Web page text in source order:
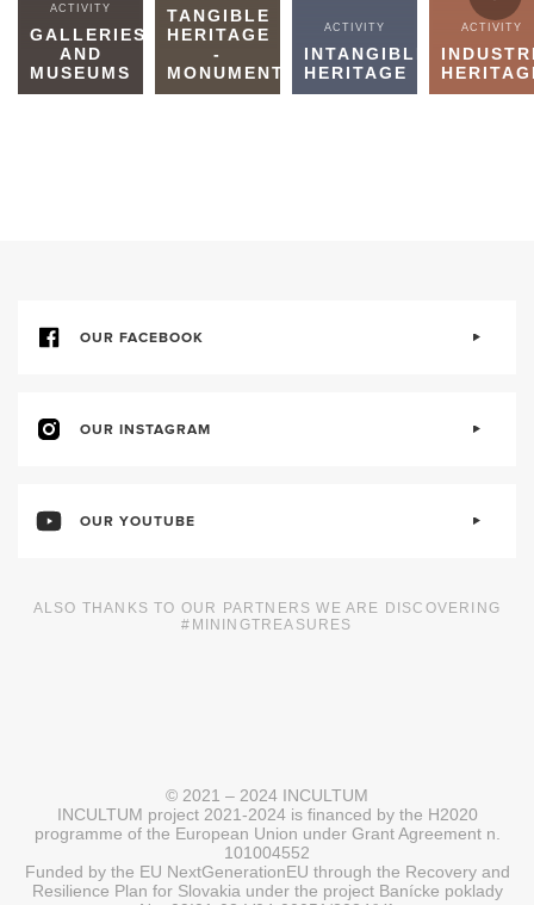
ACTIVITY
GALLERIES
AND
MUSEUMS
TANGIBLE
HERITAGE
-
MONUMENTS
ACTIVITY
INTANGIBLE
HERITAGE
ACTIVITY
OUR FACEBOOK
OUR INSTAGRAM
OUR YOUTUBE
ALSO THANKS TO OUR PARTNERS WE ARE DISCOVERING
#MININGTREASURES
© 2021 – 2024 INCULTUM
INCULTUM project 2021-2024 is financed by the H2020
programme of the European Union under Grant Agreement n.
101004552
Funded by the EU NextGenerationEU through the Recovery and
Resilience Plan for Slovakia under the project Banícke poklady